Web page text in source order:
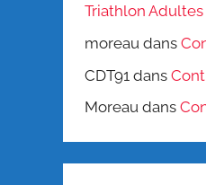
Triathlon
moreau dans
CDT91 dans
Moreau dans